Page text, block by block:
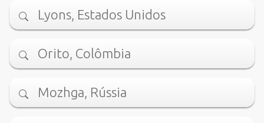
Lyons, Estados Unidos
Orito, Colômbia
Mozhga, Rússia